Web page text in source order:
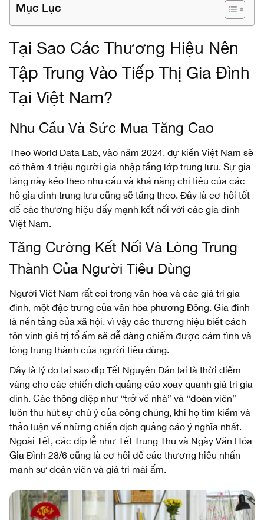
Mục Lục
Tại Sao Các Thương Hiệu Nên
Tập Trung Vào Tiếp Thị Gia Đình
Tại Việt Nam?
Nhu Cầu Và Sức Mua Tăng Cao
Theo World Data Lab, vào năm 2024, dự kiến Việt Nam sẽ
có thêm 4 triệu người gia nhập tầng lớp trung lưu. Sự gia
tăng này kéo theo nhu cầu và khả năng chi tiêu của các
hộ gia đình trung lưu cũng sẽ tăng theo. Đây là cơ hội tốt
để các thương hiệu đẩy mạnh kết nối với các gia đình
Việt Nam.
Tăng Cường Kết Nối Và Lòng Trung
Thành Của Người Tiêu Dùng
Người Việt Nam rất coi trọng văn hóa và các giá trị gia
đình, một đặc trưng của văn hóa phương Đông. Gia đình
là nền tảng của xã hội, vì vậy các thương hiệu biết cách
tôn vinh giá trị tổ ấm sẽ dễ dàng chiếm được cảm tình và
lòng trung thành của người tiêu dùng.
Đây là lý do tại sao dịp Tết Nguyên Đán lại là thời điểm
vàng cho các chiến dịch quảng cáo xoay quanh giá trị gia
đình. Các thông điệp như “trở về nhà” và “đoàn viên”
luôn thu hút sự chú ý của công chúng, khi họ tìm kiếm và
thảo luận về những chiến dịch quảng cáo ý nghĩa nhất.
Ngoài Tết, các dịp lễ như Tết Trung Thu và Ngày Văn Hóa
Gia Đình 28/6 cũng là cơ hội để các thương hiệu nhấn
mạnh sự đoàn viên và giá trị mái ấm.